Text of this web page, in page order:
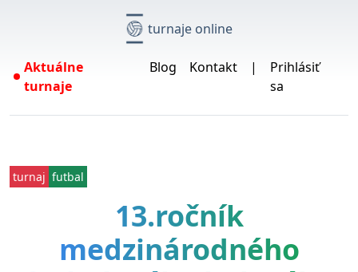
turnaje online
Aktuálne
turnaje
Blog Kontakt |
Prihlásiť
sa
turnaj futbal
13.ročník
medzinárodného